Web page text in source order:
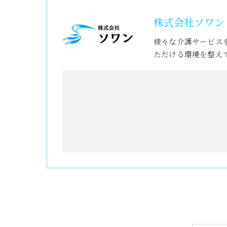
株式会社ソワン
様々な介護サービス
ただける環境を整え